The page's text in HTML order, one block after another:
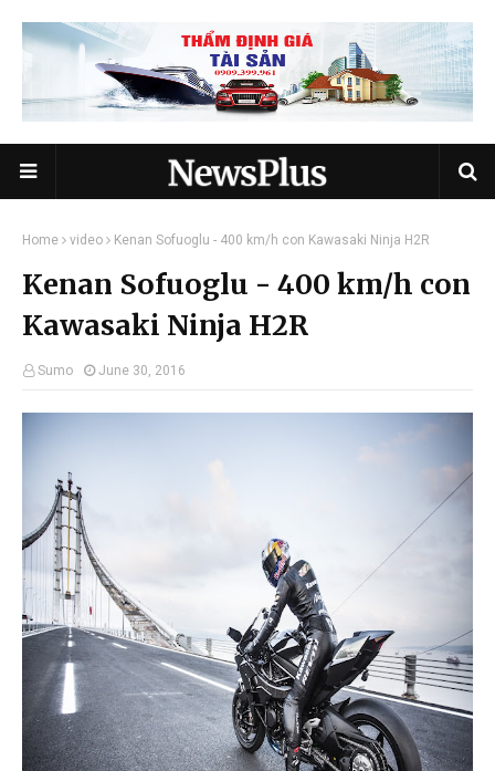
Home video Kenan Sofuoglu - 400 km/h con Kawasaki Ninja H2R
Kenan Sofuoglu - 400 km/h con
Kawasaki Ninja H2R
Sumo June 30, 2016